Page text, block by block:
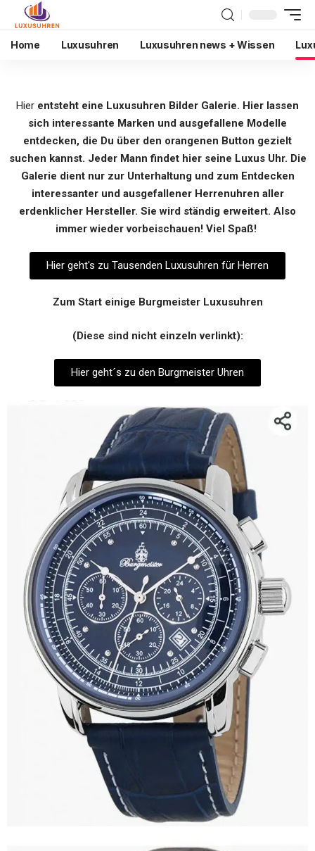
Home Luxusuhren Luxusuhren news + Wissen
Hier entsteht eine Luxusuhren Bilder Galerie. Hier lassen
sich interessante Marken und ausgefallene Modelle
entdecken, die Du über den orangenen Button gezielt
suchen kannst. Jeder Mann findet hier seine Luxus Uhr. Die
Galerie dient nur zur Unterhaltung und zum Entdecken
interessanter und ausgefallener Herrenuhren aller
erdenklicher Hersteller. Sie wird ständig erweitert. Also
immer wieder vorbeischauen! Viel Spaß!
Hier geht's zu Tausenden Luxusuhren für Herren
Zum Start einige Burgmeister Luxusuhren
(Diese sind nicht einzeln verlinkt):
Hier geht´s zu den Burgmeister Uhren